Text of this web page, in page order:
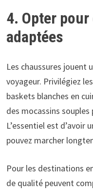
4. Opter
adaptées
Les chaussures jouent
voyageur. Privilégiez
baskets blanches en
des mocassins
L’essentiel est d’avoir
pouvez marcher
Pour les destinations
de qualité peuvent